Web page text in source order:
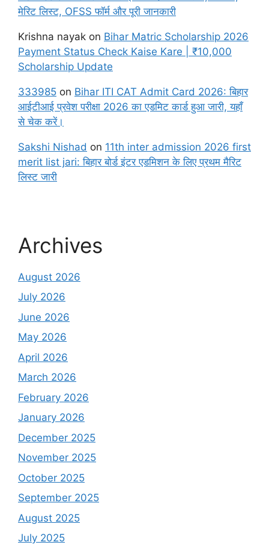
मेरिट लिस्ट, OFSS फॉर्म और पूरी जानकारी
Krishna nayak on Bihar Matric Scholarship 2026
Payment Status Check Kaise Kare | ₹10,000
Scholarship Update
333985 on Bihar ITI CAT Admit Card 2026: बिहार
आईटीआई प्रवेश परीक्षा 2026 का एडमिट कार्ड हुआ जारी, यहाँ
से चेक करें।
Sakshi Nishad on 11th inter admission 2026 first
merit list jari: बिहार बोर्ड इंटर एडमिशन के लिए प्रथम मैरिट
लिस्ट जारी
Archives
August 2026
July 2026
June 2026
May 2026
April 2026
March 2026
February 2026
January 2026
December 2025
November 2025
October 2025
September 2025
August 2025
July 2025